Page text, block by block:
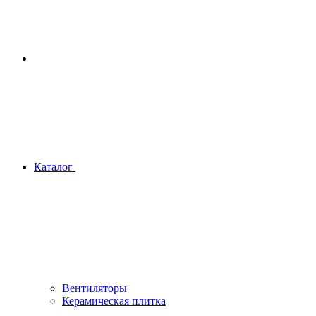
Каталог
Вентиляторы
Керамическая плитка